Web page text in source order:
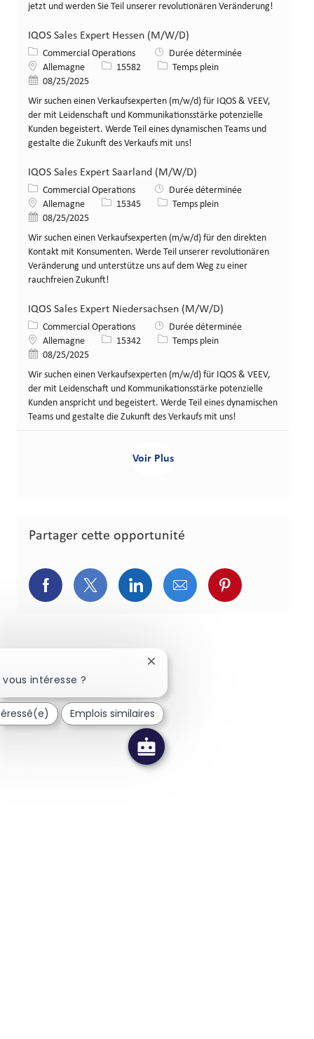
jetzt und werden Sie Teil unserer revolutionären Veränderung!
IQOS Sales Expert Hessen (M/W/D)
Catégorie
Commercial Operations
Durée déterminée
LieuAllemagne Identifiant de poste
15582 Type de poste
Temps plein
Date de publication
08/25/2025
Wir suchen einen Verkaufsexperten (m/w/d) für IQOS & VEEV,
der mit Leidenschaft und Kommunikationsstärke potenzielle
Kunden begeistert. Werde Teil eines dynamischen Teams und
gestalte die Zukunft des Verkaufs mit uns!
IQOS Sales Expert Saarland (M/W/D)
Catégorie
Commercial Operations
Durée déterminée
LieuAllemagne Identifiant de poste
15345 Type de poste
Temps plein
Date de publication
08/25/2025
Wir suchen einen Verkaufsexperten (m/w/d) für den direkten
Kontakt mit Konsumenten. Werde Teil unserer revolutionären
Veränderung und unterstütze uns auf dem Weg zu einer
rauchfreien Zukunft!
IQOS Sales Expert Niedersachsen (M/W/D)
Catégorie
Commercial Operations
Durée déterminée
LieuAllemagne Identifiant de poste
15342 Type de poste
Temps plein
Date de publication
08/25/2025
Wir suchen einen Verkaufsexperten (m/w/d) für IQOS & VEEV,
der mit Leidenschaft und Kommunikationsstärke potenzielle
Kunden anspricht und begeistert. Werde Teil eines dynamischen
Teams und gestalte die Zukunft des Verkaufs mit uns!
Voir Plus
Partager cette opportunité
Partager via Facebook
Partager via Twitter
Partager via LinkedIn
Partager via courriel
Partager via
intéresse ?
Fermer la notification du chatbot
Emplois similaires